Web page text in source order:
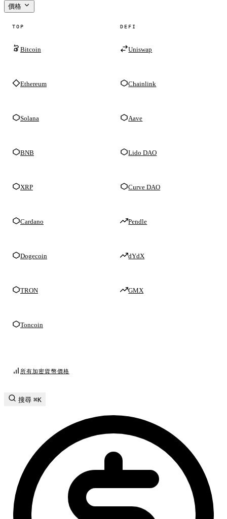
價格
TOP
Bitcoin
Ethereum
Solana
BNB
XRP
Cardano
Dogecoin
TRON
Toncoin
DEFI
Uniswap
Chainlink
Aave
Lido DAO
Curve DAO
Pendle
dYdX
GMX
所有加密貨幣價格
搜尋 ⌘K